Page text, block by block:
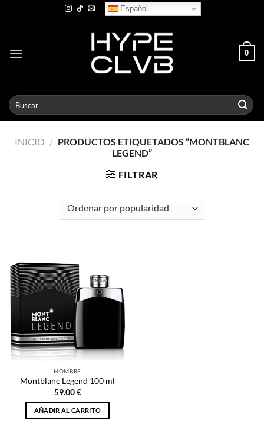
Español
0
Buscar
por:
INICIO / PRODUCTOS ETIQUETADOS “MONTBLANC
LEGEND”
FILTRAR
HOMBRE
Montblanc Legend 100 ml
59.00€
AÑADIR AL CARRITO